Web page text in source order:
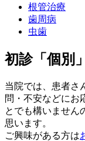
根管治療
歯周病
虫歯
初診「個別
当院では、患者さ
問・不安などにお
とでも構いません
思います。
ご興味がある方は